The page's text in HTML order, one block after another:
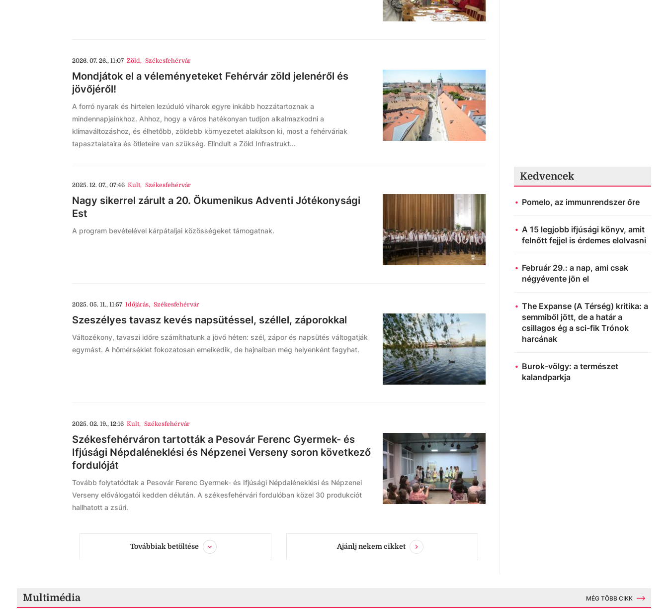
2026. 07. 26., 11:07 Zöld, Székesfehérvár
Mondjátok el a véleményeteket Fehérvár zöld jelenéről és
jövőjéről!
A forró nyarak és hirtelen lezúduló viharok egyre inkább hozzátartoznak a
mindennapjainkhoz. Ahhoz, hogy a város hatékonyan tudjon alkalmazkodni a
klímaváltozáshoz, és élhetőbb, zöldebb környezetet alakítson ki, most a fehérváriak
tapasztalataira és ötleteire van szükség. Elindult a Zöld Infrastrukt...
2025. 12. 07., 07:46 Kult, Székesfehérvár
Nagy sikerrel zárult a 20. Ökumenikus Adventi Jótékonysági
Est
A program bevételével kárpátaljai közösségeket támogatnak.
2025. 05. 11., 11:57 Időjárás, Székesfehérvár
Szeszélyes tavasz kevés napsütéssel, széllel, záporokkal
Változékony, tavaszi időre számíthatunk a jövő héten: szél, zápor és napsütés váltogatják
egymást. A hőmérséklet fokozatosan emelkedik, de hajnalban még helyenként fagyhat.
2025. 02. 19., 12:16 Kult, Székesfehérvár
Székesfehérváron tartották a Pesovár Ferenc Gyermek- és
Ifjúsági Népdaléneklési és Népzenei Verseny soron következő
fordulóját
Tovább folytatódtak a Pesovár Ferenc Gyermek- és Ifjúsági Népdaléneklési és Népzenei
Verseny előválogatói kedden délután. A székesfehérvári fordulóban közel 30 produkciót
hallhatott a zsűri.
Továbbiak betöltése Ajánlj nekem cikket
Kedvencek
Pomelo, az immunrendszer őre
A 15 legjobb ifjúsági könyv, amit
felnőtt fejjel is érdemes elolvasni
Február 29.: a nap, ami csak
négyévente jön el
The Expanse (A Térség) kritika: a
semmiből jött, de a határ a
csillagos ég a sci-fik Trónok
harcának
Burok-völgy: a természet
kalandparkja
Multimédia MÉG TÖBB CIKK